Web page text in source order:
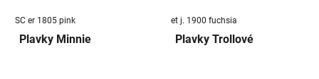
SC er 1805 pink
Plavky Minnie
et j. 1900 fuchsia
Plavky Trollové